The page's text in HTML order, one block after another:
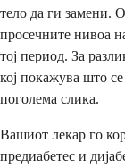
тело да ги замени.
просечните нивоа
тој период. За
кој покажува што
поголема слика.
Вашиот лекар го
предиабетес и